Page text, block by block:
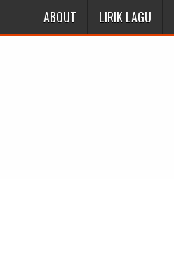
ABOUT LIRIK LAGU